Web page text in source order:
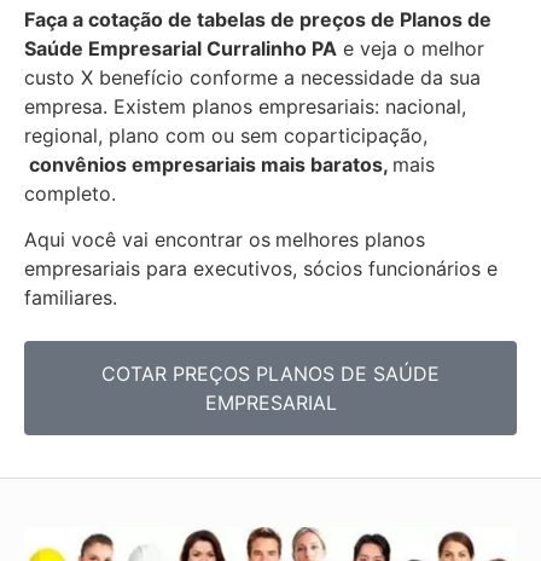
Faça a cotação de tabelas de preços de Planos de
Saúde Empresarial Curralinho PA e veja o melhor
custo X benefício conforme a necessidade da sua
empresa. Existem planos empresariais: nacional,
regional, plano com ou sem coparticipação,
convênios empresariais mais baratos, mais
completo.
Aqui você vai encontrar os melhores planos
empresariais para executivos, sócios funcionários e
familiares.
COTAR PREÇOS PLANOS DE SAÚDE
EMPRESARIAL